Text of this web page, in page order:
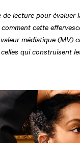
de lecture pour évaluer
cette
médiatique (MV)
qui construisent